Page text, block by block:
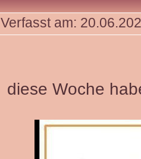
Verfasst am:
diese Woche